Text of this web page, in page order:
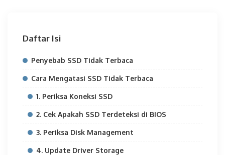
Daftar Isi
Penyebab SSD Tidak Terbaca
Cara Mengatasi SSD Tidak Terbaca
1. Periksa Koneksi SSD
2. Cek Apakah SSD Terdeteksi di BIOS
3. Periksa Disk Management
4. Update Driver Storage